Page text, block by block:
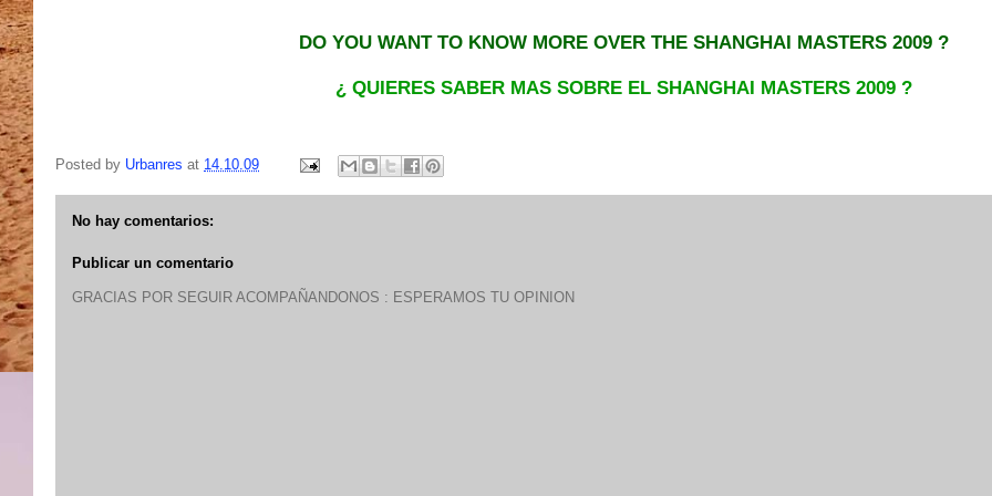
DO YOU WANT TO KNOW MORE OVER THE SHANGHAI MASTERS 2009 ?
¿ QUIERES SABER MAS SOBRE EL SHANGHAI MASTERS 2009 ?
Posted by Urbanres at 14.10.09
No hay comentarios:
Publicar un comentario
GRACIAS POR SEGUIR ACOMPAÑANDONOS : ESPERAMOS TU OPINION